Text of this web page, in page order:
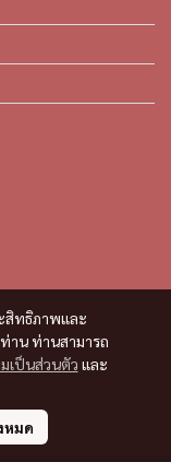
สิทธิภาพและ
าน ท่านสามารถ
เป็นส่วนตัว และ
หมด